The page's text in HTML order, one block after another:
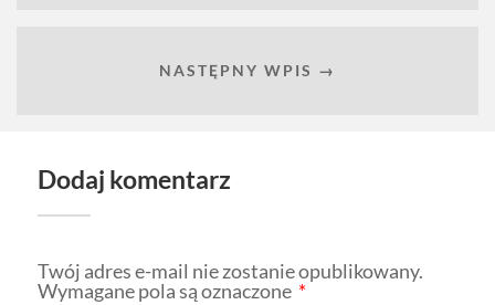
NASTĘPNY WPIS →
Dodaj komentarz
Twój adres e-mail nie zostanie opublikowany.
Wymagane pola są oznaczone *